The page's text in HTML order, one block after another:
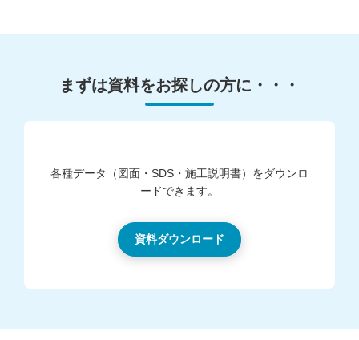
まずは資料をお探しの方に・・・
各種データ（図面・SDS・施工説明書）をダウンロ
ードできます。
資料ダウンロード